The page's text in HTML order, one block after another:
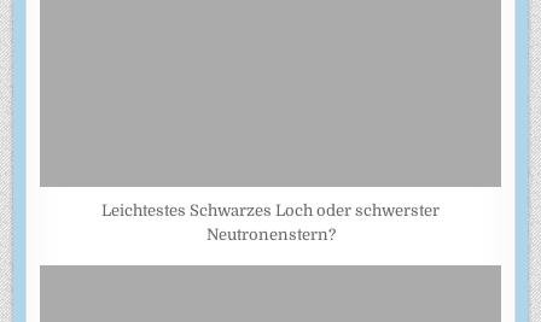
Leichtestes Schwarzes Loch oder schwerster
Neutronenstern?